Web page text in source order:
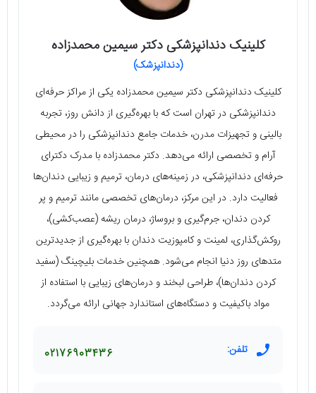
کلینیک دندانپزشکی دکتر سیمین محمدزاده
(دندانپزشک)
کلینیک دندانپزشکی دکتر سیمین محمدزاده یکی از مراکز حرفه‌ای
دندانپزشکی در تهران است که با بهره‌گیری از دانش روز، تجربه
بالینی و تجهیزات مدرن، خدمات جامع دندانپزشکی را در محیطی
آرام و تخصصی ارائه می‌دهد. دکتر محمدزاده با مدرک دکترای
حرفه‌ای دندانپزشکی، در زمینه‌های درمان، ترمیم و زیبایی دندان‌ها
فعالیت دارد. در این مرکز، درمان‌های تخصصی مانند ترمیم و پر
کردن دندان، جرم‌گیری و بروساژ، درمان ریشه (عصب‌کشی)،
روکش‌گذاری، لمینت و کامپوزیت دندان با بهره‌گیری از جدیدترین
متدهای روز دنیا انجام می‌شود. همچنین خدمات بلیچینگ (سفید
کردن دندان‌ها)، طراحی لبخند و درمان‌های زیبایی با استفاده از
مواد باکیفیت و دستگاه‌های استاندارد جهانی ارائه می‌گردد.
تلفن: 02176903436